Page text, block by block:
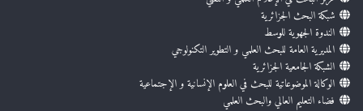
شبكة البحث الجزائرية
الندوة الجهوية للوسط
المديرية العامة للبحث العلمي و التطوير التكنولوجي
الشبكة الجامعية الجزائرية
الوكالة الموضوعاتية للبحث في العلوم الإنسانية و الإجتماعية
فضاء التعليم العالي والبحث العلمي